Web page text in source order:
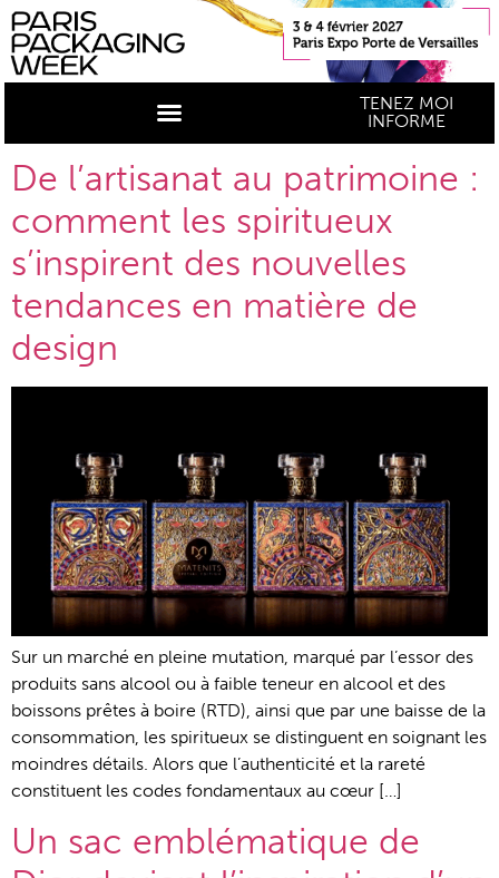
TENEZ MOI
INFORME
De l’artisanat au patrimoine :
comment les spiritueux
s’inspirent des nouvelles
tendances en matière de
design
Sur un marché en pleine mutation, marqué par l’essor des
produits sans alcool ou à faible teneur en alcool et des
boissons prêtes à boire (RTD), ainsi que par une baisse de la
consommation, les spiritueux se distinguent en soignant les
moindres détails. Alors que l’authenticité et la rareté
constituent les codes fondamentaux au cœur […]
Un sac emblématique de